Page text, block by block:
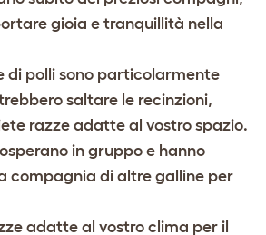
gioia e tranquillità nella
di polli sono particolarmente
saltare le recinzioni,
razze adatte al vostro spazio.
in gruppo e hanno
compagnia di altre galline per
adatte al vostro clima per il